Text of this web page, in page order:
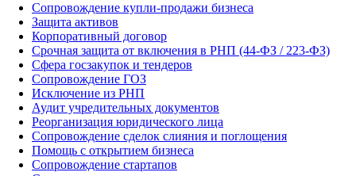
Сопровождение купли-продажи бизнеса
Защита активов
Корпоративный договор
Срочная защита от включения в РНП (44-ФЗ / 223-ФЗ)
Сфера госзакупок и тендеров
Сопровождение ГОЗ
Исключение из РНП
Аудит учредительных документов
Реорганизация юридического лица
Сопровождение сделок слияния и поглощения
Помощь с открытием бизнеса
Сопровождение стартапов